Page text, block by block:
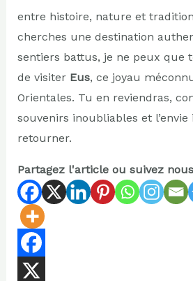
entre histoire, nature et
cherches une destination
sentiers battus, je ne peux que
de visiter Eus, ce joyau
Orientales. Tu en reviendras,
souvenirs inoubliables et l’envie
retourner.
Partagez l'article ou suivez